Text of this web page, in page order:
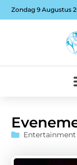
Zondag 9 Augustus
Entertainment